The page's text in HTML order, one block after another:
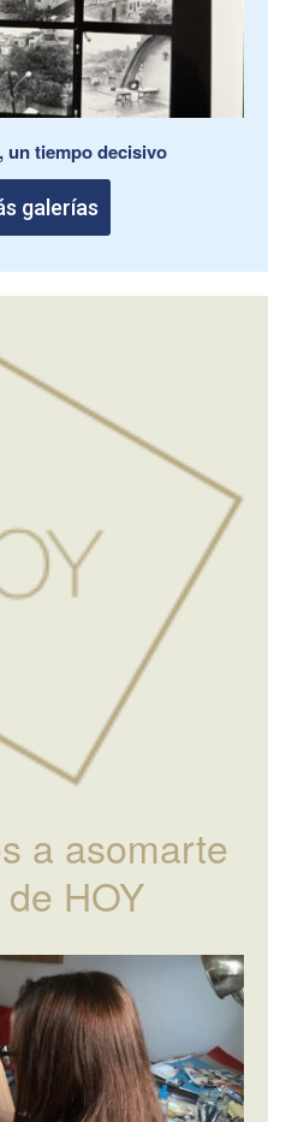
un tiempo decisivo
galerías
a asomarte
HOY